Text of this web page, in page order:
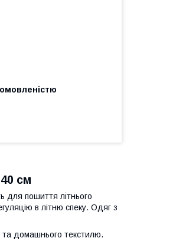
см
для пошиття літнього
в літню спеку. Одяг з
та домашнього текстилю.